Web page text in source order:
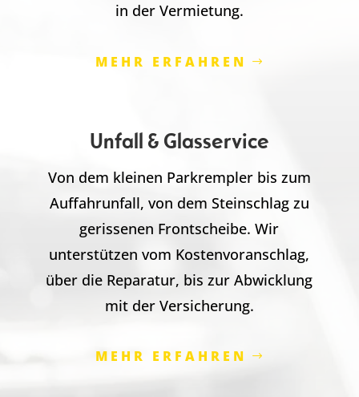
in der Vermietung.
MEHR ERFAHREN
Unfall & Glasservice
Von dem kleinen Parkrempler bis zum
Auffahrunfall, von dem Steinschlag zu
gerissenen Frontscheibe. Wir
unterstützen vom Kostenvoranschlag,
über die Reparatur, bis zur Abwicklung
mit der Versicherung.
MEHR ERFAHREN